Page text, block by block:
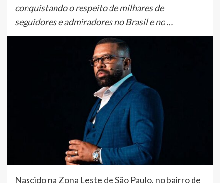
conquistando o respeito de milhares de
seguidores e admiradores no Brasil e no …
Nascido na Zona Leste de São Paulo, no bairro de